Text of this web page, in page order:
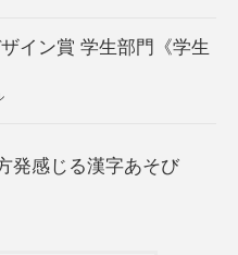
イン賞 学生部門《学生
発感じる漢字あそび